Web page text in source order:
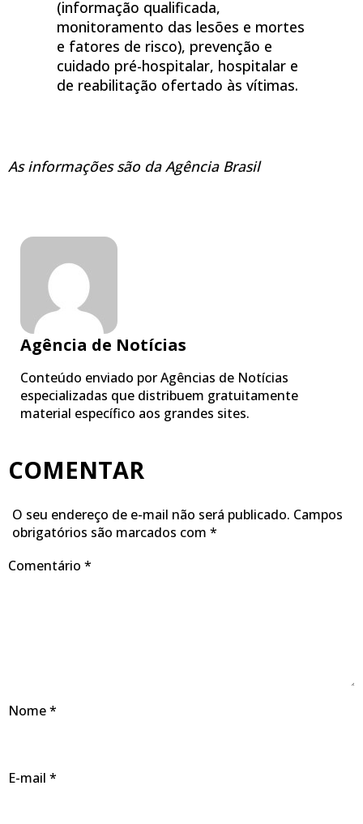
(informação qualificada,
monitoramento das lesões e mortes
e fatores de risco), prevenção e
cuidado pré-hospitalar, hospitalar e
de reabilitação ofertado às vítimas.
As informações são da Agência Brasil
Agência de Notícias
Conteúdo enviado por Agências de Notícias
especializadas que distribuem gratuitamente
material específico aos grandes sites.
COMENTAR
O seu endereço de e-mail não será publicado. Campos
obrigatórios são marcados com *
Comentário *
Nome*
E-mail *